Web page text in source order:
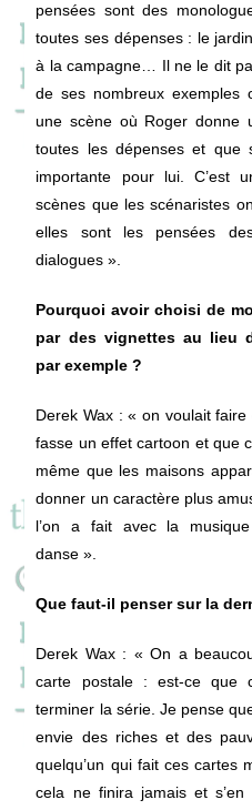
pensées sont des
toutes ses dépenses : le
à la campagne… Il ne le dit
de ses nombreux exemples
une scène où Roger donne
toutes les dépenses et que
importante pour lui. C’est
scènes que les scénaristes
elles sont les pensées
dialogues ».
Pourquoi avoir choisi de
par des vignettes au lieu
par exemple ?
Derek Wax : « on voulait
fasse un effet cartoon et que
même que les maisons
donner un caractère plus
l’on a fait avec la
danse ».
Que faut-il penser sur la
Derek Wax: « On a
carte postale : est-ce que
terminer la série. Je pense
envie des riches et des
quelqu’un qui fait ces cartes
cela ne finira jamais et